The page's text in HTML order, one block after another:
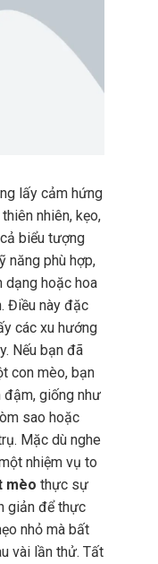
lấy cảm hứng
nhiên, kẹo,
biểu tượng
năng phù hợp,
dạng hoặc hoa
Điều này đặc
các xu hướng
Nếu bạn đã
con mèo, bạn
đậm, giống như
sao hoặc
Mặc dù nghe
nhiệm vụ to
mèo thực sự
giản để thực
nhỏ mà bất
vài lần thử. Tất